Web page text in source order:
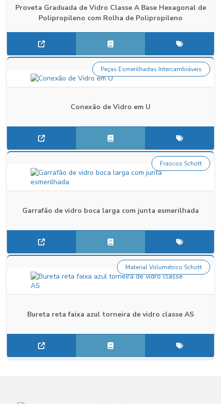
Proveta Graduada de Vidro Classe A Base Hexagonal de
Polipropileno com Rolha de Polipropileno
Conexão de Vidro em U
Peças Esmerilhadas Intercambiáveis
Garrafão de vidro boca larga com junta esmerilhada
Frascos Schott
Bureta reta faixa azul torneira de vidro classe AS
Material Volumétrico Schott